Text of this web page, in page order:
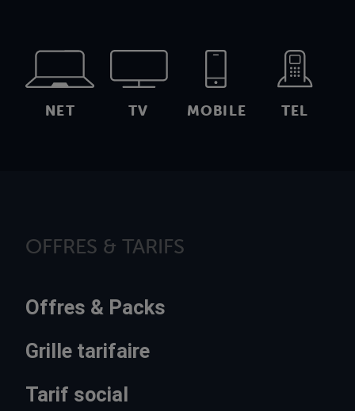
NET TV MOBILE TEL
OFFRES & TARIFS
Offres & Packs
Grille tarifaire
Tarif social